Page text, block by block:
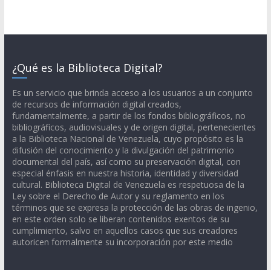
¿Qué es la Biblioteca Digital?
Es un servicio que brinda acceso a los usuarios a un conjunto
de recursos de información digital creados,
fundamentalmente, a partir de los fondos bibliográficos, no
bibliográficos, audiovisuales y de origen digital, pertenecientes
a la Biblioteca Nacional de Venezuela, cuyo propósito es la
difusión del conocimiento y la divulgación del patrimonio
documental del país, así como su preservación digital, con
especial énfasis en nuestra historia, identidad y diversidad
cultural. Biblioteca Digital de Venezuela es respetuosa de la
Ley sobre el Derecho de Autor y su reglamento en los
términos que se expresa la protección de las obras de ingenio,
en este orden solo se liberan contenidos exentos de su
cumplimiento, salvo en aquellos casos que sus creadores
autoricen formalmente su incorporación por este medio